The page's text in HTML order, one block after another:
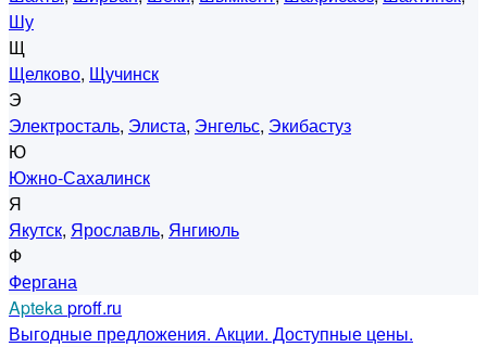
Шу
Щ
Щелково, Щучинск
Э
Электросталь, Элиста, Энгельс, Экибастуз
Ю
Южно-Сахалинск
Я
Якутск, Ярославль, Янгиюль
Ф
Фергана
Aptekaproff.ru
Выгодные предложения. Акции. Доступные цены.